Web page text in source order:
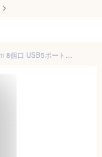
>
エレコム TT-U01-0820BK タワー型電源タップ 2.0m 8個口 USB5ポート合計4.8A ホコリシャッター付き 固定可能 ブラック